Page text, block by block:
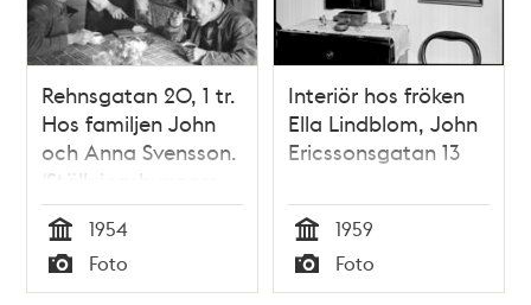
Rehnsgatan 20, 1 tr.
Hos familjen John
och Anna Svensson.
(Ställningsbyggare
John Svensson.)
Tid
1954
Typ
Foto
Interiör hos fröken
Ella Lindblom, John
Ericssonsgatan 13
Tid
1959
Typ
Foto